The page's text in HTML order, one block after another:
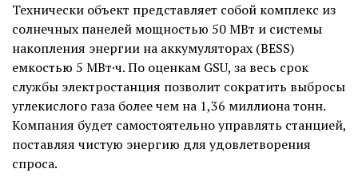
Технически объект представляет собой комплекс из
солнечных панелей мощностью 50 МВт и системы
накопления энергии на аккумуляторах (BESS)
емкостью 5 МВт·ч. По оценкам GSU, за весь срок
службы электростанция позволит сократить выбросы
углекислого газа более чем на 1,36 миллиона тонн.
Компания будет самостоятельно управлять станцией,
поставляя чистую энергию для удовлетворения
спроса.